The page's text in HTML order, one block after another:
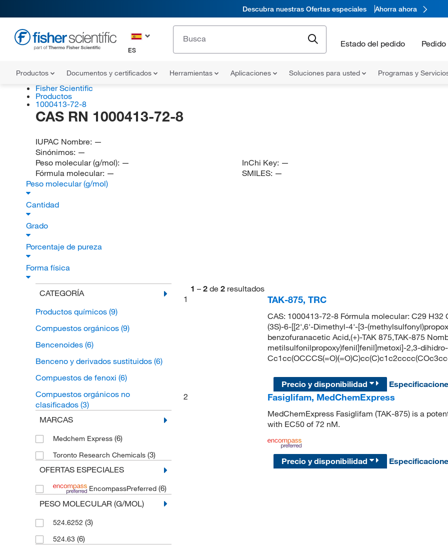
Descubra nuestras Ofertas especiales Ahorra ahora
ES
Estado del pedido
Productos Documentos y certificados Herramientas Aplicaciones Soluciones para usted Programas y
Fisher Scientific
Productos
1000413-72-8
CAS RN 1000413-72-8
IUPAC Nombre: —
Sinónimos: —
Peso molecular (g/mol): —
Fórmula molecular: —
InChi Key: —
SMILES: —
Peso molecular (g/mol)
Cantidad
Grado
Porcentaje de pureza
Forma física
CATEGORÍA
Productos químicos (9)
Compuestos orgánicos (9)
Bencenoides (6)
Benceno y derivados sustituidos (6)
Compuestos de fenoxi (6)
Compuestos orgánicos no
clasificados (3)
MARCAS
Medchem Express (6)
Toronto Research Chemicals (3)
OFERTAS ESPECIALES
EncompassPreferred (6)
PESO MOLECULAR (G/MOL)
524.6252 (3)
524.63 (6)
1 – 2 de 2 resultados
1
TAK-875, TRC
CAS: 1000413-72-8 Fórmula molecular: C29
(3S)-6-[[2',6'-Dimethyl-4'-[3-
benzofuranacetic Acid,(+)-TAK 875,TAK-875
metilsulfonilpropoxy)fenil]fenil]metoxi]-2,3-
Precio y disponibilidad
2
Fasiglifam, MedChemExpress
MedChemExpress Fasiglifam (TAK-875) is a
with EC50 of 72 nM.
Precio y disponibilidad